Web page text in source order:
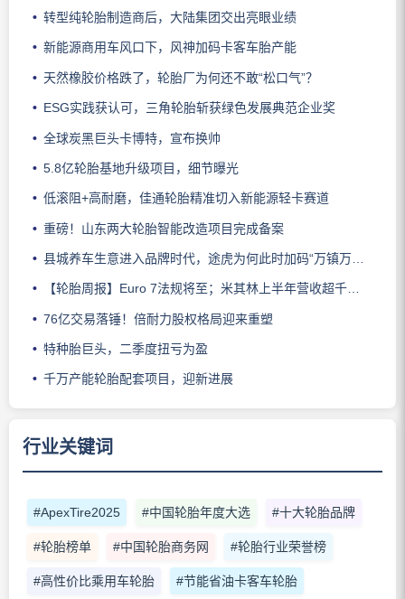
转型纯轮胎制造商后，大陆集团交出亮眼业绩
新能源商用车风口下，风神加码卡客车胎产能
天然橡胶价格跌了，轮胎厂为何还不敢“松口气”？
ESG实践获认可，三角轮胎斩获绿色发展典范企业奖
全球炭黑巨头卡博特，宣布换帅
5.8亿轮胎基地升级项目，细节曝光
低滚阻+高耐磨，佳通轮胎精准切入新能源轻卡赛道
重磅！山东两大轮胎智能改造项目完成备案
县城养车生意进入品牌时代，途虎为何此时加码“万镇万店”？
【轮胎周报】Euro 7法规将至；米其林上半年营收超千亿；倍耐力上半年盈利稳增；龙星炭黑斩获欧洲近万吨订单
76亿交易落锤！倍耐力股权格局迎来重塑
特种胎巨头，二季度扭亏为盈
千万产能轮胎配套项目，迎新进展
行业关键词
#ApexTire2025 #中国轮胎年度大选 #十大轮胎品牌
#轮胎榜单 #中国轮胎商务网 #轮胎行业荣誉榜
#高性价比乘用车轮胎 #节能省油卡客车轮胎